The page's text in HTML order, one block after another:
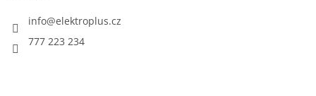
info@elektroplus.cz
777 223 234